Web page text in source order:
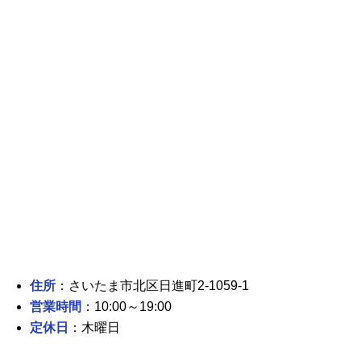
住所 ：さいたま市北区日進町2-1059-1
営業時間 ：10:00～19:00
定休日
：木曜日